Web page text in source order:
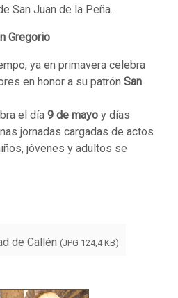
San Juan de la Peña.
Gregorio
ya en primavera celebra
en honor a su patrón San
el día 9 de mayo y días
jornadas cargadas de actos
jóvenes y adultos se
de Callén (JPG 124,4 KB)